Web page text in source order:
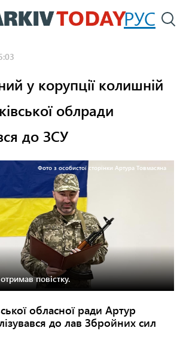
Перейти
до
РУС
у корупції колишній
облради
до ЗСУ
Фото з особистої сторінки Артура Товмасяна
повістку.
обласної ради Артур
до лав Збройних сил